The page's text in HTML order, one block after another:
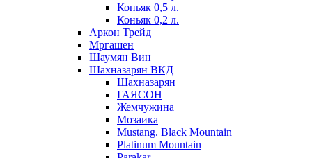
Коньяк 0,5 л.
Коньяк 0,2 л.
Аркон Трейд
Мргашен
Шаумян Вин
Шахназарян ВКД
Шахназарян
ГАЯСОН
Жемчужина
Мозаика
Mustang. Black Mountain
Platinum Mountain